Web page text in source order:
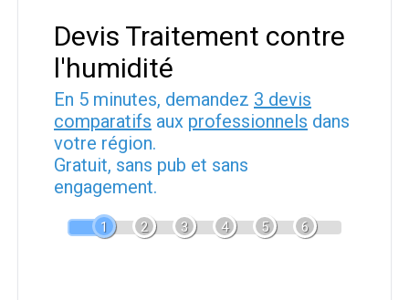
Devis Traitement contre
l'humidité
En 5 minutes, demandez 3 devis
comparatifs aux professionnels dans
votre région.
Gratuit, sans pub et sans
engagement.
1 2 3 4 5 6